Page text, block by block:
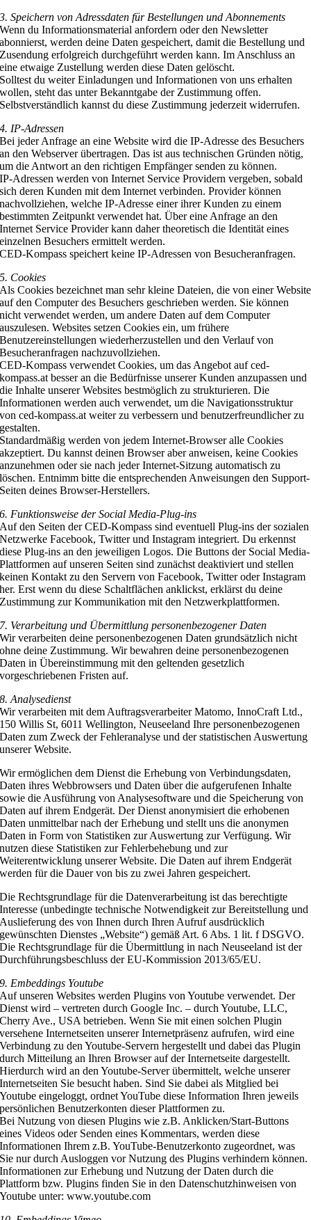
3. Speichern von Adressdaten für Bestellungen und Abonnements
Wenn du Informationsmaterial anfordern oder den Newsletter
abonnierst, werden deine Daten gespeichert, damit die Bestellung und
Zusendung erfolgreich durchgeführt werden kann. Im Anschluss an
eine etwaige Zustellung werden diese Daten gelöscht.
Solltest du weiter Einladungen und Informationen von uns erhalten
wollen, steht das unter Bekanntgabe der Zustimmung offen.
Selbstverständlich kannst du diese Zustimmung jederzeit widerrufen.
4. IP-Adressen
Bei jeder Anfrage an eine Website wird die IP-Adresse des Besuchers
an den Webserver übertragen. Das ist aus technischen Gründen nötig,
um die Antwort an den richtigen Empfänger senden zu können.
IP-Adressen werden von Internet Service Providern vergeben, sobald
sich deren Kunden mit dem Internet verbinden. Provider können
nachvollziehen, welche IP-Adresse einer ihrer Kunden zu einem
bestimmten Zeitpunkt verwendet hat. Über eine Anfrage an den
Internet Service Provider kann daher theoretisch die Identität eines
einzelnen Besuchers ermittelt werden.
CED-Kompass speichert keine IP-Adressen von Besucheranfragen.
5. Cookies
Als Cookies bezeichnet man sehr kleine Dateien, die von einer Website
auf den Computer des Besuchers geschrieben werden. Sie können
nicht verwendet werden, um andere Daten auf dem Computer
auszulesen. Websites setzen Cookies ein, um frühere
Benutzereinstellungen wiederherzustellen und den Verlauf von
Besucheranfragen nachzuvollziehen.
CED-Kompass verwendet Cookies, um das Angebot auf ced-
kompass.at besser an die Bedürfnisse unserer Kunden anzupassen und
die Inhalte unserer Websites bestmöglich zu strukturieren. Die
Informationen werden auch verwendet, um die Navigationsstruktur
von ced-kompass.at weiter zu verbessern und benutzerfreundlicher zu
gestalten.
Standardmäßig werden von jedem Internet-Browser alle Cookies
akzeptiert. Du kannst deinen Browser aber anweisen, keine Cookies
anzunehmen oder sie nach jeder Internet-Sitzung automatisch zu
löschen. Entnimm bitte die entsprechenden Anweisungen den Support-
Seiten deines Browser-Herstellers.
6. Funktionsweise der Social Media-Plug-ins
Auf den Seiten der CED-Kompass sind eventuell Plug-ins der sozialen
Netzwerke Facebook, Twitter und Instagram integriert. Du erkennst
diese Plug-ins an den jeweiligen Logos. Die Buttons der Social Media-
Plattformen auf unseren Seiten sind zunächst deaktiviert und stellen
keinen Kontakt zu den Servern von Facebook, Twitter oder Instagram
her. Erst wenn du diese Schaltflächen anklickst, erklärst du deine
Zustimmung zur Kommunikation mit den Netzwerkplattformen.
7. Verarbeitung und Übermittlung personenbezogener Daten
Wir verarbeiten deine personenbezogenen Daten grundsätzlich nicht
ohne deine Zustimmung. Wir bewahren deine personenbezogenen
Daten in Übereinstimmung mit den geltenden gesetzlich
vorgeschriebenen Fristen auf.
8. Analysedienst
Wir verarbeiten mit dem Auftragsverarbeiter Matomo, InnoCraft Ltd.,
150 Willis St, 6011 Wellington, Neuseeland Ihre personenbezogenen
Daten zum Zweck der Fehleranalyse und der statistischen Auswertung
unserer Website.
Wir ermöglichen dem Dienst die Erhebung von Verbindungsdaten,
Daten ihres Webbrowsers und Daten über die aufgerufenen Inhalte
sowie die Ausführung von Analysesoftware und die Speicherung von
Daten auf ihrem Endgerät. Der Dienst anonymisiert die erhobenen
Daten unmittelbar nach der Erhebung und stellt uns die anonymen
Daten in Form von Statistiken zur Auswertung zur Verfügung. Wir
nutzen diese Statistiken zur Fehlerbehebung und zur
Weiterentwicklung unserer Website. Die Daten auf ihrem Endgerät
werden für die Dauer von bis zu zwei Jahren gespeichert.
Die Rechtsgrundlage für die Datenverarbeitung ist das berechtigte
Interesse (unbedingte technische Notwendigkeit zur Bereitstellung und
Auslieferung des von Ihnen durch Ihren Aufruf ausdrücklich
gewünschten Dienstes „Website“) gemäß Art. 6 Abs. 1 lit. f DSGVO.
Die Rechtsgrundlage für die Übermittlung in nach Neuseeland ist der
Durchführungsbeschluss der EU-Kommission 2013/65/EU.
9. Embeddings Youtube
Auf unseren Websites werden Plugins von Youtube verwendet. Der
Dienst wird – vertreten durch Google Inc. – durch Youtube, LLC,
Cherry Ave., USA betrieben. Wenn Sie mit einen solchen Plugin
versehene Internetseiten unserer Internetpräsenz aufrufen, wird eine
Verbindung zu den Youtube-Servern hergestellt und dabei das Plugin
durch Mitteilung an Ihren Browser auf der Internetseite dargestellt.
Hierdurch wird an den Youtube-Server übermittelt, welche unserer
Internetseiten Sie besucht haben. Sind Sie dabei als Mitglied bei
Youtube eingeloggt, ordnet YouTube diese Information Ihren jeweils
persönlichen Benutzerkonten dieser Plattformen zu.
Bei Nutzung von diesen Plugins wie z.B. Anklicken/Start-Buttons
eines Videos oder Senden eines Kommentars, werden diese
Informationen Ihrem z.B. YouTube-Benutzerkonto zugeordnet, was
Sie nur durch Ausloggen vor Nutzung des Plugins verhindern können.
Informationen zur Erhebung und Nutzung der Daten durch die
Plattform bzw. Plugins finden Sie in den Datenschutzhinweisen von
Youtube unter: www.youtube.com